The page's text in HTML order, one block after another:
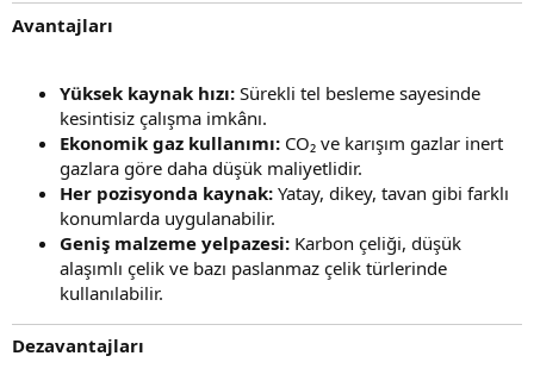
Avantajları
Yüksek kaynak hızı: Sürekli tel besleme sayesinde
kesintisiz çalışma imkânı.
Ekonomik gaz kullanımı: CO₂ ve karışım gazlar inert
gazlara göre daha düşük maliyetlidir.
Her pozisyonda kaynak: Yatay, dikey, tavan gibi farklı
konumlarda uygulanabilir.
Geniş malzeme yelpazesi: Karbon çeliği, düşük
alaşımlı çelik ve bazı paslanmaz çelik türlerinde
kullanılabilir.
Dezavantajları